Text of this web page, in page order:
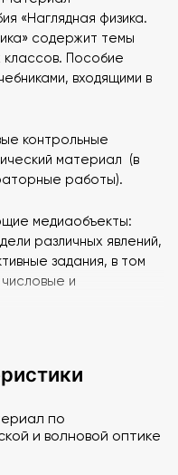
«Наглядная физика.
содержит темы
классов. Пособие
входящими в
контрольные
материал (в
работы).
медиаобъекты:
различных явлений,
задания, в том
и
тематической
самого
по
и волновой оптике